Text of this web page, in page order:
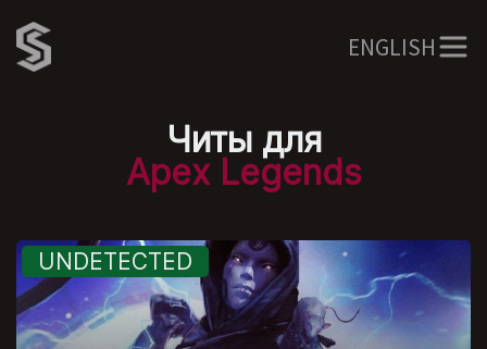
ENGLISH
Читы для
Apex Legends